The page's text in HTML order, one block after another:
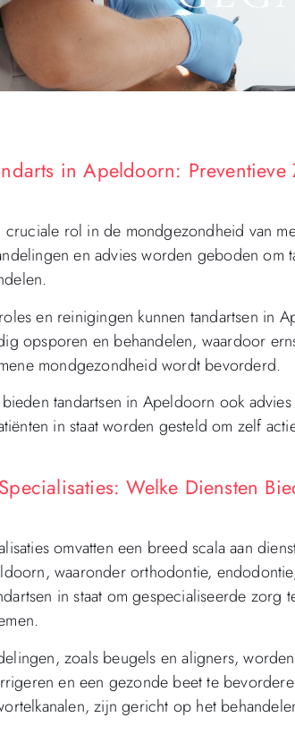
in Apeldoorn:
cruciale rol in de mondgezondheid van
en advies worden geboden om
en reinigingen kunnen tandartsen in
opsporen en behandelen, waardoor
mondgezondheid wordt bevorderd.
tandartsen in Apeldoorn ook
in staat worden gesteld om zelf
Welke Diensten
omvatten een breed scala aan
waaronder orthodontie,
in staat om gespecialiseerde zorg
zoals beugels en aligners,
en een gezonde beet te
zijn gericht op het